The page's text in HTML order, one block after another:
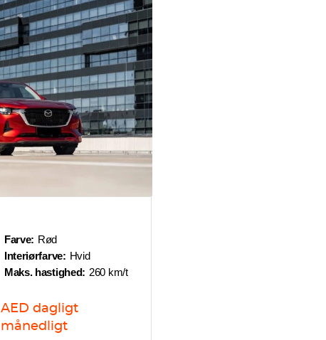
Farve: Rød
Interiørfarve: Hvid
Maks. hastighed: 260 km/t
AED dagligt
månedligt